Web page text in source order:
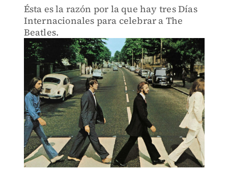
Ésta es la razón por la que hay tres Días
Internacionales para celebrar a The
Beatles.